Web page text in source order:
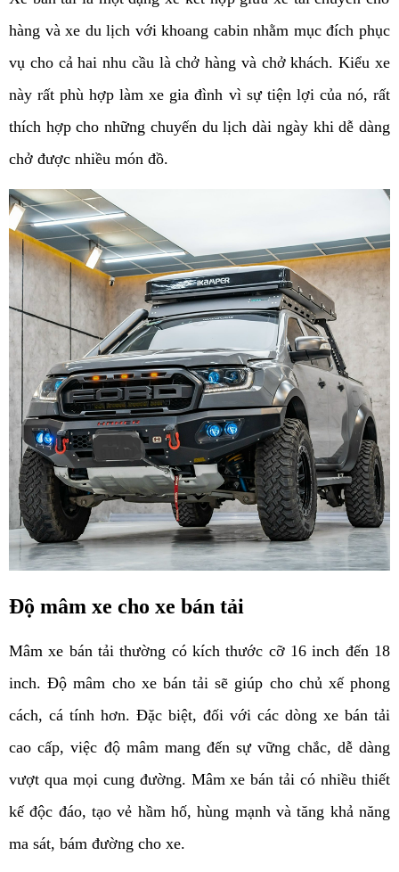
hàng và xe du lịch với khoang cabin nhằm mục đích phục
vụ cho cả hai nhu cầu là chở hàng và chở khách. Kiểu xe
này rất phù hợp làm xe gia đình vì sự tiện lợi của nó, rất
thích hợp cho những chuyến du lịch dài ngày khi dễ dàng
chở được nhiều món đồ.
Độ mâm xe cho xe bán tải
Mâm xe bán tải thường có kích thước cỡ 16 inch đến 18
inch. Độ mâm cho xe bán tải sẽ giúp cho chủ xế phong
cách, cá tính hơn. Đặc biệt, đối với các dòng xe bán tải
cao cấp, việc độ mâm mang đến sự vững chắc, dễ dàng
vượt qua mọi cung đường. Mâm xe bán tải có nhiều thiết
kế độc đáo, tạo vẻ hầm hố, hùng mạnh và tăng khả năng
ma sát, bám đường cho xe.